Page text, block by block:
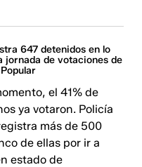
647 detenidos en lo
jornada de votaciones de
el 41% de
ya votaron. Policía
más de 500
de ellas por ir a
estado de